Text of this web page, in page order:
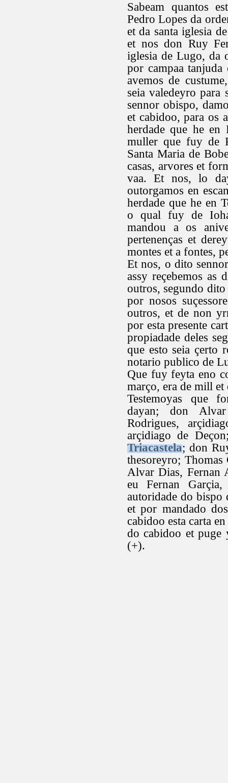
Sabeam quantos
Pedro Lopes da
et da santa iglesia
et nos don Ruy
iglesia de Lugo, da
por campaa
avemos de
seia valedeyro para
sennor obispo,
et cabidoo, para os
herdade que he
muller que fuy de
Santa Maria de
casas, arvores et
vaa. Et nos, lo
outorgamos en
herdade que he en
o qual fuy de
mandou a os
pertenenças et
montes et a fontes,
Et nos, o dito
assy reçebemos as
outros, segundo dito
por nosos
outros, et de non
por esta presente
propiadade deles
que esto seia çerto
notario publico de
Que fuy feyta eno
março, era de mill et
Testemoyas que
dayan; don
Rodrigues,
arçidiago de
Triacastela; don
thesoreyro; Thomas
Alvar Dias, Fernan
eu Fernan
autoridade do bispo
et por mandado
cabidoo esta carta
do cabidoo et puge
(+).